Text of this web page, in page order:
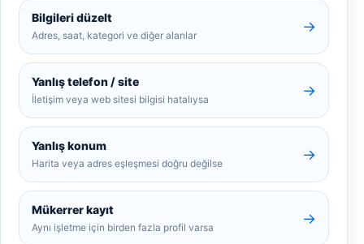
Bilgileri düzelt
Adres, saat, kategori ve diğer alanlar
→
Yanlış telefon / site
İletişim veya web sitesi bilgisi hatalıysa
→
Yanlış konum
Harita veya adres eşleşmesi doğru değilse
→
Mükerrer kayıt
Aynı işletme için birden fazla profil varsa
→